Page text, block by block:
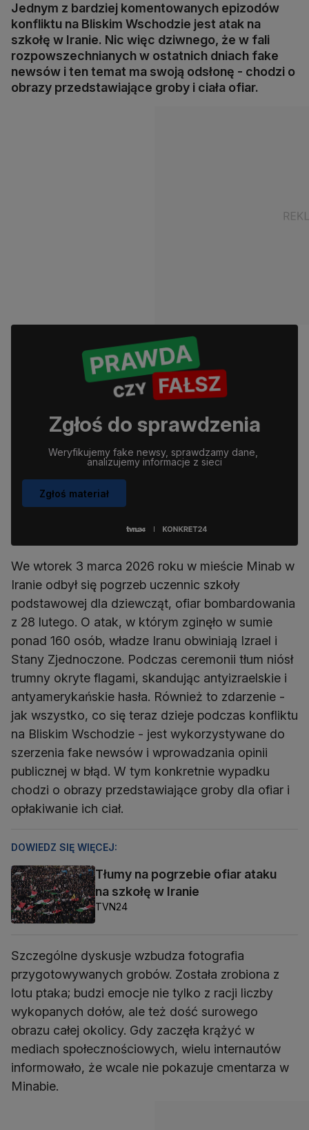
Jednym z bardziej komentowanych epizodów
konfliktu na Bliskim Wschodzie jest atak na
szkołę w Iranie. Nic więc dziwnego, że w fali
rozpowszechnianych w ostatnich dniach fake
newsów i ten temat ma swoją odsłonę - chodzi o
obrazy przedstawiające groby i ciała ofiar.
Zgłoś do sprawdzenia
Weryfikujemy fake newsy, sprawdzamy dane,
analizujemy informacje z sieci
Zgłoś materiał
We wtorek 3 marca 2026 roku w mieście Minab w
Iranie odbył się pogrzeb uczennic szkoły
podstawowej dla dziewcząt, ofiar bombardowania
z 28 lutego. O atak, w którym zginęło w sumie
ponad 160 osób, władze Iranu obwiniają Izrael i
Stany Zjednoczone. Podczas ceremonii tłum niósł
trumny okryte flagami, skandując antyizraelskie i
antyamerykańskie hasła. Również to zdarzenie -
jak wszystko, co się teraz dzieje podczas konfliktu
na Bliskim Wschodzie - jest wykorzystywane do
szerzenia fake newsów i wprowadzania opinii
publicznej w błąd. W tym konkretnie wypadku
chodzi o obrazy przedstawiające groby dla ofiar i
opłakiwanie ich ciał.
DOWIEDZ SIĘ WIĘCEJ:
Tłumy na pogrzebie ofiar ataku
na szkołę w Iranie
TVN24
Szczególne dyskusje wzbudza fotografia
przygotowywanych grobów. Została zrobiona z
lotu ptaka; budzi emocje nie tylko z racji liczby
wykopanych dołów, ale też dość surowego
obrazu całej okolicy. Gdy zaczęła krążyć w
mediach społecznościowych, wielu internautów
informowało, że wcale nie pokazuje cmentarza w
Minabie.